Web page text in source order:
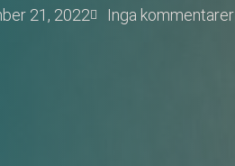
21, 2022 Inga kommentarer